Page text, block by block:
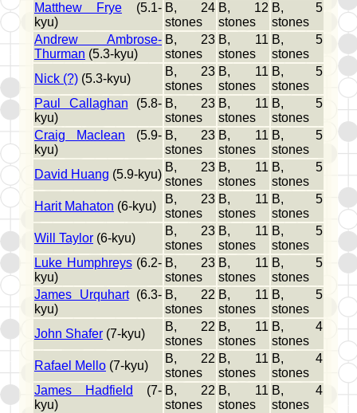
Matthew Frye (5.1-
kyu)
B, 24
stones
B, 12
stones
B, 5
stones
Andrew Ambrose-
Thurman (5.3-kyu)
B, 23
stones
B, 11
stones
B, 5
stones
Nick (?) (5.3-kyu)
B, 23
stones
B, 11
stones
B, 5
stones
Paul Callaghan (5.8-
kyu)
B, 23
stones
B, 11
stones
B, 5
stones
Craig Maclean (5.9-
kyu)
B, 23
stones
B, 11
stones
B, 5
stones
David Huang (5.9-kyu)
B, 23
stones
B, 11
stones
B, 5
stones
Harit Mahaton (6-kyu)
B, 23
stones
B, 11
stones
B, 5
stones
Will Taylor (6-kyu)
B, 23
stones
B, 11
stones
B, 5
stones
Luke Humphreys(6.2-
kyu)
B, 23
stones
B, 11
stones
B, 5
stones
James Urquhart(6.3-
kyu)
B, 22
stones
B, 11
stones
B, 5
stones
John Shafer (7-kyu)
B, 22
stones
B, 11
stones
B, 4
stones
Rafael Mello (7-kyu)
B, 22
stones
B, 11
stones
B, 4
stones
James Hadfield
(7-
kyu)
B, 22
stones
B, 11
stones
B, 4
stones